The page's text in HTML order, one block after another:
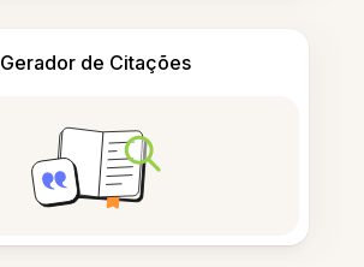
Gerador de Citações